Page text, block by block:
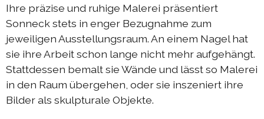
Ihre präzise und ruhige Malerei präsentiert
Sonneck stets in enger Bezugnahme zum
jeweiligen Ausstellungsraum. An einem Nagel hat
sie ihre Arbeit schon lange nicht mehr aufgehängt.
Stattdessen bemalt sie Wände und lässt so Malerei
in den Raum übergehen, oder sie inszeniert ihre
Bilder als skulpturale Objekte.